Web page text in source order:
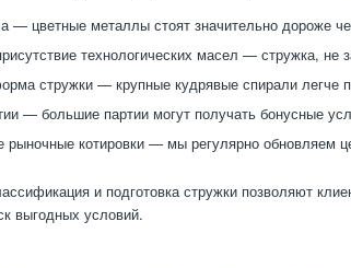
— цветные металлы стоят значительно дороже
технологических масел — стружка,
стружки — крупные кудрявые спирали легче
— большие партии могут получать бонусные
рыночные котировки — мы регулярно обновляем
и подготовка стружки позволяют
выгодных условий.